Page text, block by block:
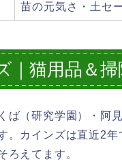
苗の元気さ・土セ
｜猫用品＆
ば（研究学園）・阿
。カインズは直近2
ろえてます。